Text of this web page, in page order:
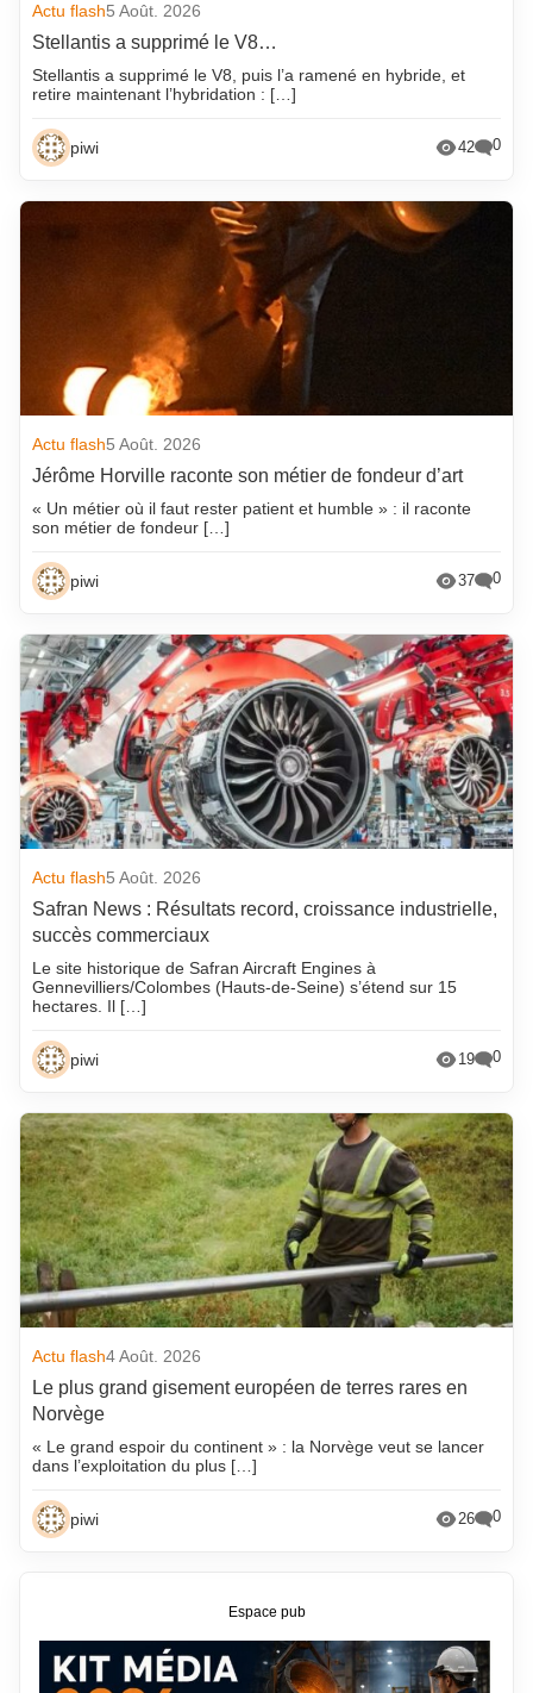
Actu flash5 Août. 2026
Stellantis a supprimé le V8…
Stellantis a supprimé le V8, puis l’a ramené en hybride, et
retire maintenant l’hybridation : […]
piwi 42 0
Actu flash5 Août. 2026
Jérôme Horville raconte son métier de fondeur d’art
« Un métier où il faut rester patient et humble » : il raconte
son métier de fondeur […]
piwi 37 0
Actu flash5 Août. 2026
Safran News : Résultats record, croissance industrielle,
succès commerciaux
Le site historique de Safran Aircraft Engines à
Gennevilliers/Colombes (Hauts-de-Seine) s’étend sur 15
hectares. Il […]
piwi 19 0
Actu flash4 Août. 2026
Le plus grand gisement européen de terres rares en
Norvège
« Le grand espoir du continent » : la Norvège veut se lancer
dans l’exploitation du plus […]
piwi 26 0
Espace pub